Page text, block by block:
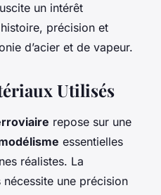
un intérêt
précision et
d’acier et de vapeur.
Utilisés
repose sur une
essentielles
réalistes. La
une précision